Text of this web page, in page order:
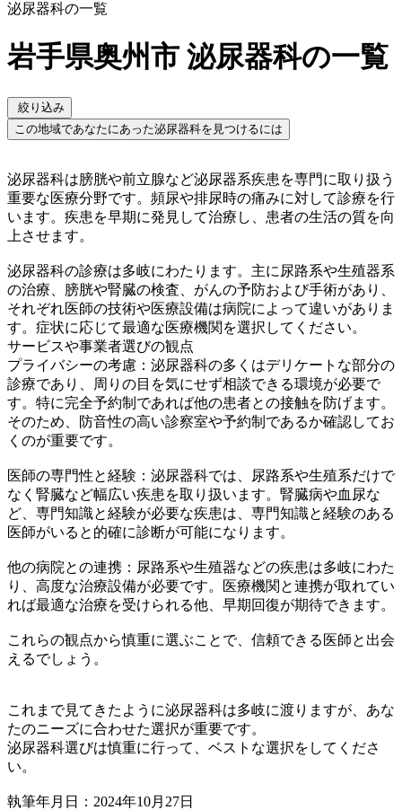
泌尿器科の一覧
岩手県奥州市 泌尿器科の一覧
絞り込み
この地域であなたにあった泌尿器科を見つけるには
泌尿器科は膀胱や前立腺など泌尿器系疾患を専門に取り扱う
重要な医療分野です。頻尿や排尿時の痛みに対して診療を行
います。疾患を早期に発見して治療し、患者の生活の質を向
上させます。
泌尿器科の診療は多岐にわたります。主に尿路系や生殖器系
の治療、膀胱や腎臓の検査、がんの予防および手術があり、
それぞれ医師の技術や医療設備は病院によって違いがありま
す。症状に応じて最適な医療機関を選択してください。
サービスや事業者選びの観点
プライバシーの考慮：泌尿器科の多くはデリケートな部分の
診療であり、周りの目を気にせず相談できる環境が必要で
す。特に完全予約制であれば他の患者との接触を防げます。
そのため、防音性の高い診察室や予約制であるか確認してお
くのが重要です。
医師の専門性と経験：泌尿器科では、尿路系や生殖系だけで
なく腎臓など幅広い疾患を取り扱います。腎臓病や血尿な
ど、専門知識と経験が必要な疾患は、専門知識と経験のある
医師がいると的確に診断が可能になります。
他の病院との連携：尿路系や生殖器などの疾患は多岐にわた
り、高度な治療設備が必要です。医療機関と連携が取れてい
れば最適な治療を受けられる他、早期回復が期待できます。
これらの観点から慎重に選ぶことで、信頼できる医師と出会
えるでしょう。
これまで見てきたように泌尿器科は多岐に渡りますが、あな
たのニーズに合わせた選択が重要です。
泌尿器科選びは慎重に行って、ベストな選択をしてくださ
い。
執筆年月日：2024年10月27日